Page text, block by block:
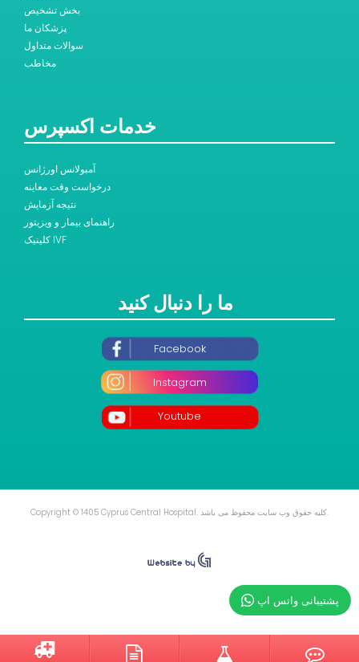
بخش تشخیص
پزشکان ما
سوالات متداول
مخاطب
خدمات اکسپرس
آمبولانس اورژانس
درخواست وقت معاینه
نتیجه آزمایش
راهنمای بیمار و ویزیتور
کلینیک IVF
ما را دنبال کنید
Facebook
Instagram
Youtube
Copyright © 1405 Cyprus Central Hospital. کلیه حقوق وب سایت محفوظ می باشد.
پشتیبانی واتس اپ